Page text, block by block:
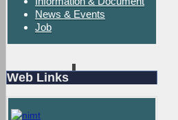
News & Events
Job
Web Links